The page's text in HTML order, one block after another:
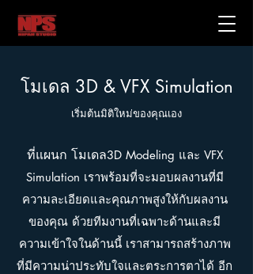
โมเดล 3D & VFX Simulation
เริ่มต้นมิติใหม่ของคุณเอง
ที่แผนก โมเดล3D Modeling และ VFX
Simulation เราพร้อมที่จะมอบผลงานที่มี
ความละเอียดและคุณภาพสูงให้กับผลงาน
ของคุณ ด้วยทีมงานที่เฉพาะด้านและมี
ความเข้าใจในด้านนี้ เราสามารถสร้างภาพ
ที่มีความน่าประทับใจและตระการตาได้ อีก